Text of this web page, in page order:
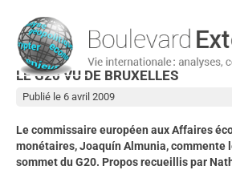
LE G20 VU DE BRUXELLES
Publié le 6 avril 2009
Le commissaire européen aux Affaires
monétaires, Joaquín Almunia, commente
sommet du G20. Propos recueillis par